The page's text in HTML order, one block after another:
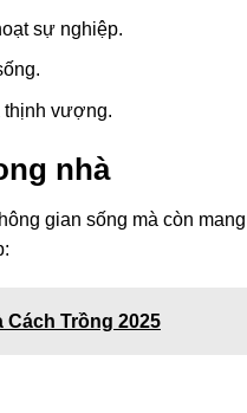
sự nghiệp.
thịnh vượng.
nhà
gian sống mà còn
Trồng 2025